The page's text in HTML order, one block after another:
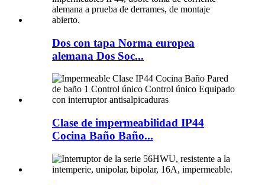
Dos con tapa Norma europea
alemana Dos Soc...
Clase de impermeabilidad IP44
Cocina Baño Baño...